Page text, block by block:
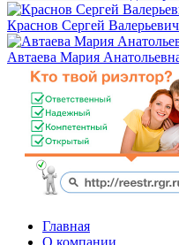
Краснов Сергей Валерьевич
Автаева Мария
Главная
О компании